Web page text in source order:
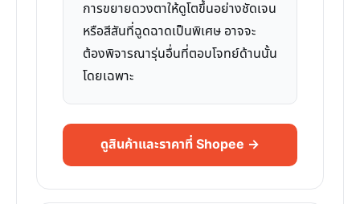
การขยายดวงตาให้ดูโตขึ้นอย่างชัดเจน
หรือสีสันที่ฉูดฉาดเป็นพิเศษ อาจจะ
ต้องพิจารณารุ่นอื่นที่ตอบโจทย์ด้านนั้น
โดยเฉพาะ
ดูสินค้าและราคาที่ Shopee →